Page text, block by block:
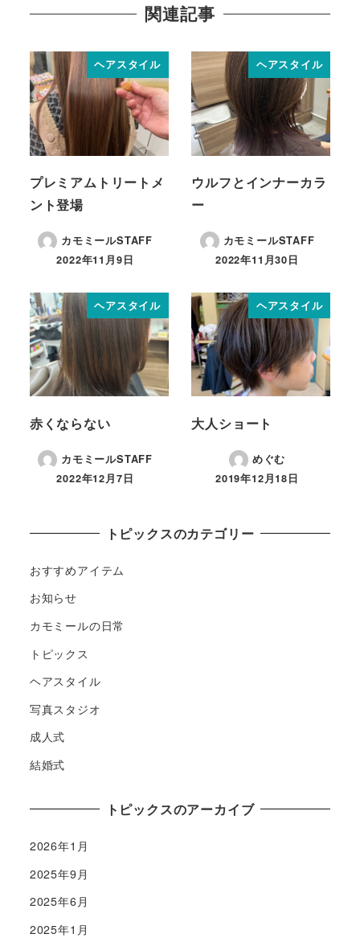
関連記事
ヘアスタイル
プレミアムトリートメ
ント登場
カモミールSTAFF
2022年11月9日
ヘアスタイル
ウルフとインナーカラ
ー
カモミールSTAFF
2022年11月30日
ヘアスタイル
赤くならない
カモミールSTAFF
2022年12月7日
ヘアスタイル
大人ショート
めぐむ
2019年12月18日
トピックスのカテゴリー
おすすめアイテム
お知らせ
カモミールの日常
トピックス
ヘアスタイル
写真スタジオ
成人式
結婚式
トピックスのアーカイブ
2026年1月
2025年9月
2025年6月
2025年1月